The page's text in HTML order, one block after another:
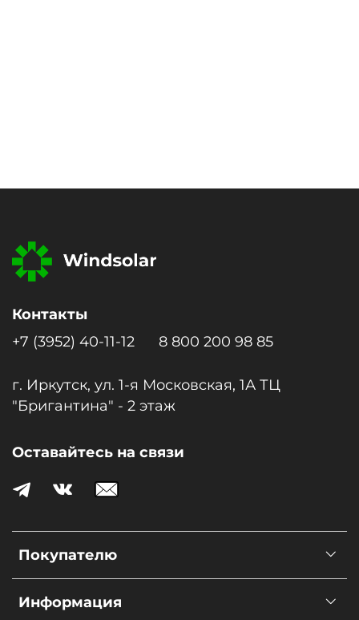
Покупателю
Информация
Контакты
+7 (3952) 40-11-12
8 800 200 98 85
г. Иркутск, ул. 1-я Московcкая, 1А ТЦ
"Бригантина" - 2 этаж
Оставайтесь на связи